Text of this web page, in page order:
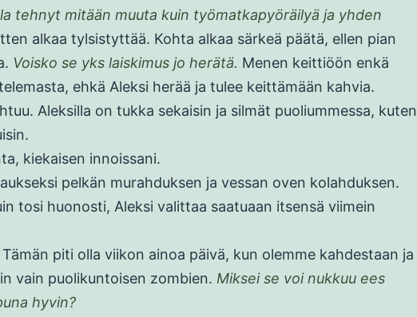
tehnyt mitään muuta kuin työmatkapyöräilyä ja yhden
alkaa tylsistyttää. Kohta alkaa särkeä päätä, ellen pian
Voisko se yks laiskimus jo herätä. Menen keittiöön enkä
ehkä Aleksi herää ja tulee keittämään kahvia.
Aleksilla on tukka sekaisin ja silmät puoliummessa, kuten
kiekaisen innoissani.
pelkän murahduksen ja vessan oven kolahduksen.
tosi huonosti, Aleksi valittaa saatuaan itsensä viimein
piti olla viikon ainoa päivä, kun olemme kahdestaan ja
vain puolikuntoisen zombien. Miksei se voi nukkuu ees
hyvin?